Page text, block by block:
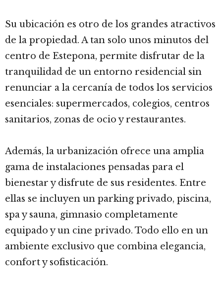
Su ubicación es otro de los grandes atractivos
de la propiedad. A tan solo unos minutos del
centro de Estepona, permite disfrutar de la
tranquilidad de un entorno residencial sin
renunciar a la cercanía de todos los servicios
esenciales: supermercados, colegios, centros
sanitarios, zonas de ocio y restaurantes.
Además, la urbanización ofrece una amplia
gama de instalaciones pensadas para el
bienestar y disfrute de sus residentes. Entre
ellas se incluyen un parking privado, piscina,
spa y sauna, gimnasio completamente
equipado y un cine privado. Todo ello en un
ambiente exclusivo que combina elegancia,
confort y sofisticación.